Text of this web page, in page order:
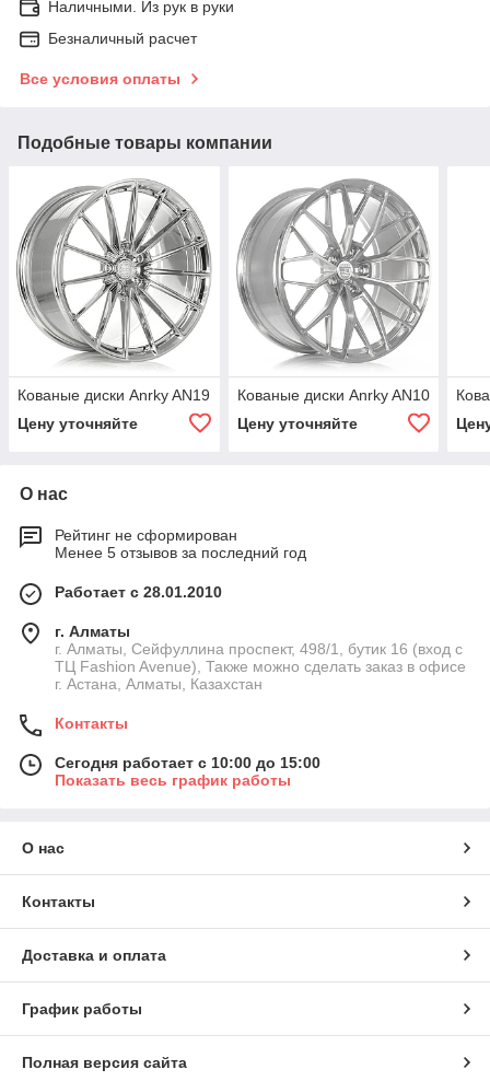
Наличными. Из рук в руки
Безналичный расчет
Все условия оплаты
Подобные товары компании
Кованые диски Anrky AN19
Цену уточняйте
Кованые диски Anrky AN10
Цену уточняйте
О нас
Рейтинг не сформирован
Менее 5 отзывов за последний год
Работает с 28.01.2010
г. Алматы
г. Алматы, Сейфуллина проспект, 498/1, бутик 16 (вход с
ТЦ Fashion Avenue), Также можно сделать заказ в офисе
г. Астана, Алматы, Казахстан
Контакты
Сегодня работает с 10:00 до 15:00
Показать весь график работы
О нас
Контакты
Доставка и оплата
График работы
Полная версия сайта